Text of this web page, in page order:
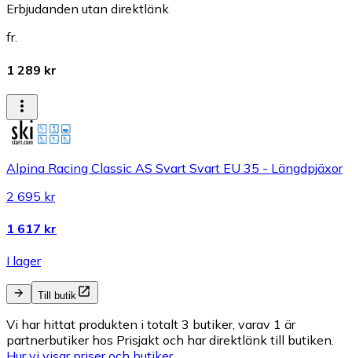
Erbjudanden utan direktlänk
fr.
1 289 kr
Alpina Racing Classic AS Svart Svart EU 35 - Längdpjäxor
2 695 kr
1 617 kr
I lager
Till butik
Vi har hittat produkten i totalt 3 butiker, varav 1 är
partnerbutiker hos Prisjakt och har direktlänk till butiken.